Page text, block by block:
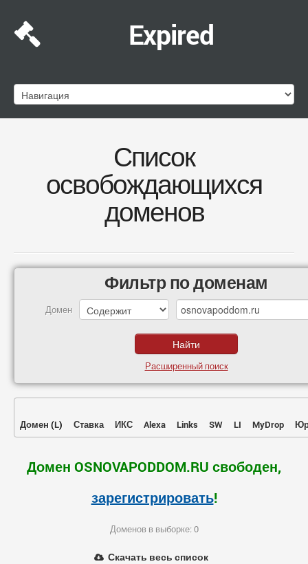
Expired
Список
освобождающихся
доменов
Фильтр по доменам
Домен
Расширенный поиск
Домен (L) Ставка ИКС Alexa Links SW LI MyDrop
Домен OSNOVAPODDOM.RU свободен,
зарегистрировать!
Доменов в выборке: 0
Скачать весь список